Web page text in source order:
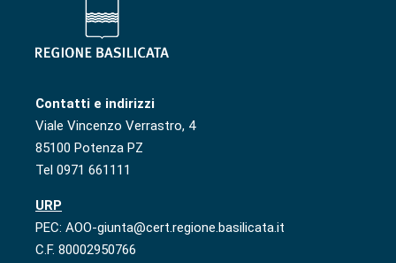
Contatti e indirizzi
Viale Vincenzo Verrastro, 4
85100 Potenza PZ
Tel 0971 661111
URP
PEC: AOO-giunta@cert.regione.basilicata.it
C.F. 80002950766